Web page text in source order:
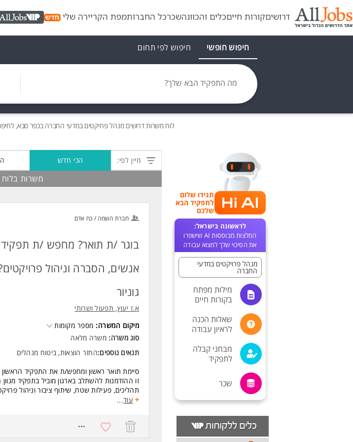
דרושיםקורות חייםכלים והכוונהשכרכל החברותמפת הקריירה שלי AllJobs VIP
חיפוש חופשי חיפוש לפי תחום
מה התפקיד הבא שלך?
לוח משרותדרושים מנהל פרויקטים במדעי החברה בכפר סבא,
תגידו שלום
לתפקיד הבא
שלכם
לראשונה בישראל:
המלצות מבוססות AI שישפרו
את הסיכוי שלך למצוא עבודה
מנהל פרויקטים במדעי
החברה
מילות מפתח
בקורות חיים
שאלות הכנה
לראיון עבודה
מבחני קבלה
לתפקיד
שכר
מיין לפי: הכי חדש
משרות
חברת השמה / כח אדם
בוגר /ת תואר? מחפש /ת
אנשים, הסברה וניהול
גוניור
א.ז יעוץ, תפעול ושרותי
מיקום המשרה: מספר מקומות
סוג משרה: משרה מלאה
תנאים נוספים:החזר הוצאות, ביטוח מנהלים
סיימת תואר ראשון ומחפש/ת את התפקיד הראשון
זו ההזדמנות להשתלב בארגון מוביל בתפקיד
תהליכים, פעילות שטח, שיתוף ציבור וניהול
אם יש לך יכולת בין-אישית גבוהה, כושר ביטוי
עבודה שוטפת מול תושבים, קהילות ורשויות.
הובלת מפגשי שיתוף ציבור ופעילויות הסברה.
עוד...